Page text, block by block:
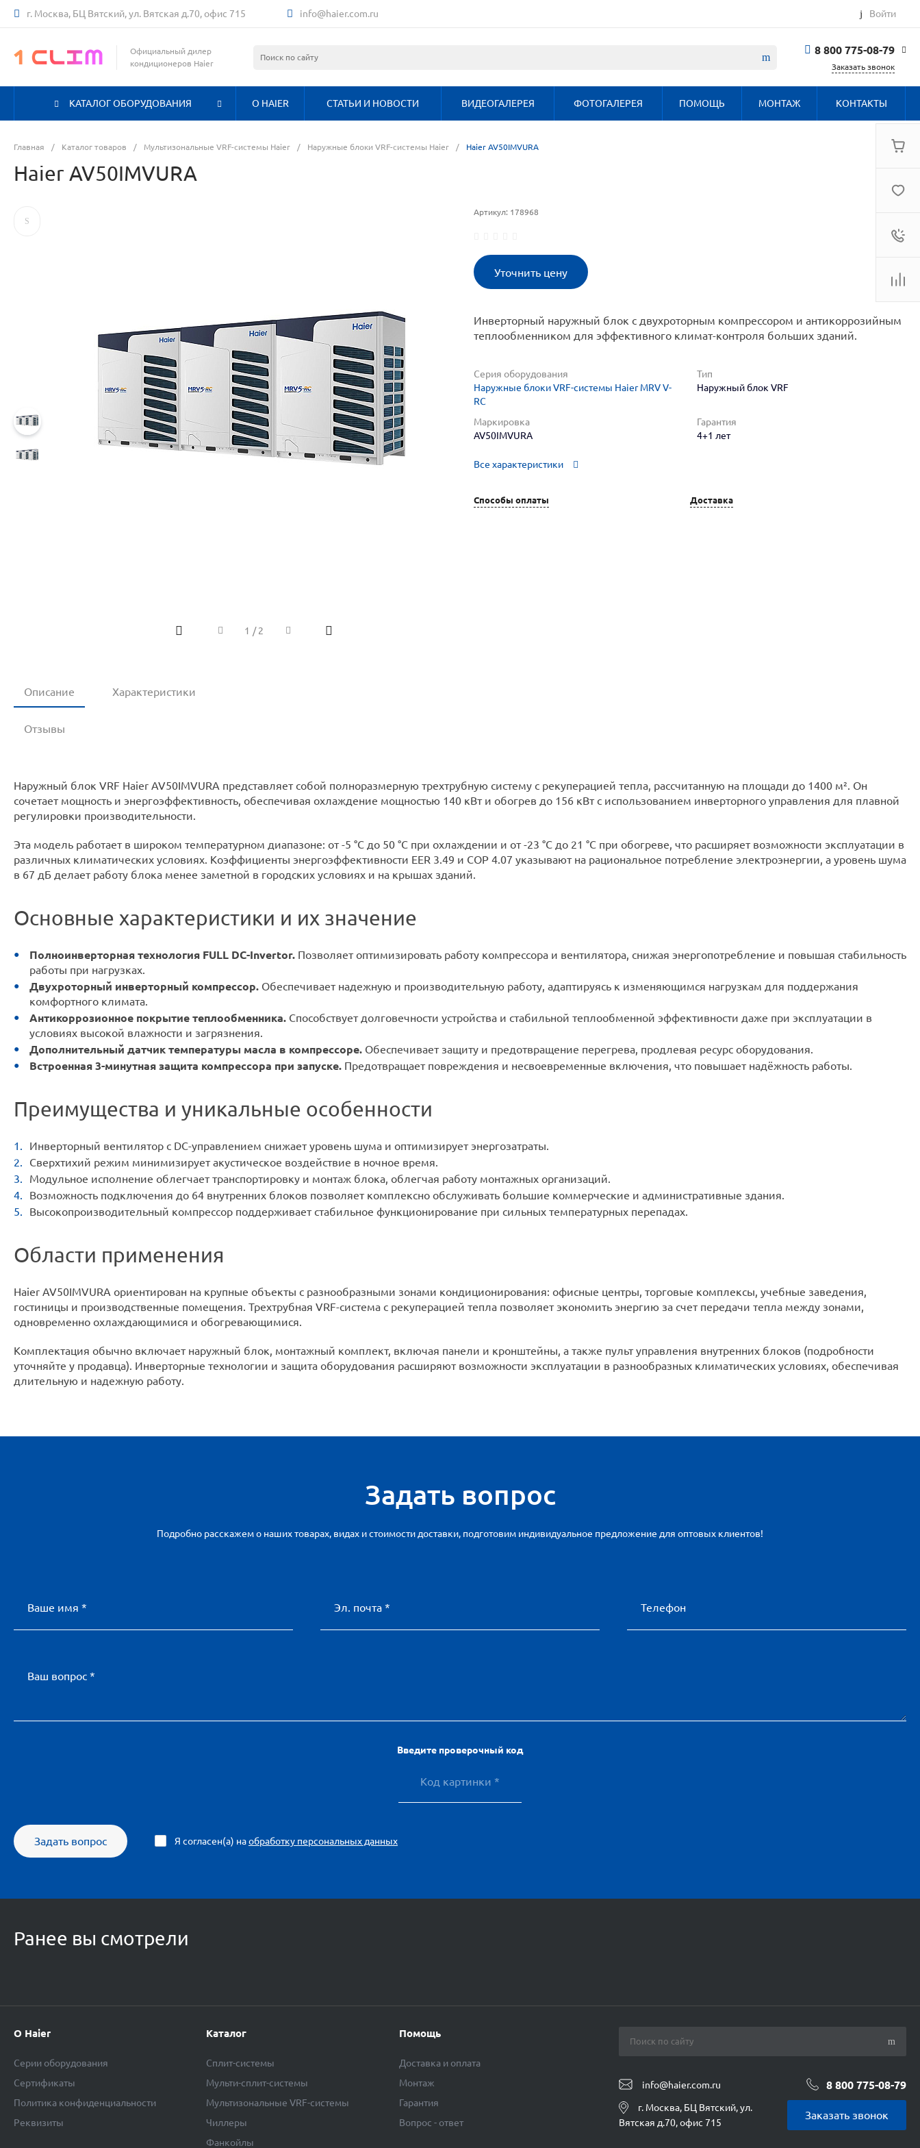
г. Москва, БЦ Вятский, ул. Вятская д.70, офис 715 info@haier.com.ru Войти
Официальный дилер
кондиционеров Haier
8 800 775-08-79
г. Москва, БЦ
Вятская д.70, офис
Заказать звонок
КАТАЛОГ ОБОРУДОВАНИЯ О HAIER СТАТЬИ И НОВОСТИ ВИДЕОГАЛЕРЕЯ ФОТОГАЛЕРЕЯ ПОМОЩЬ МОНТАЖ КОНТАКТЫ
Главная / Каталог товаров / Мультизональные VRF-системы Haier / Наружные блоки VRF-системы Haier / Haier AV50IMVURA
Haier AV50IMVURA
1 / 2
Артикул: 178968
Уточнить цену
Инверторный наружный блок с двухроторным компрессором и антикоррозийным
теплообменником для эффективного климат-контроля больших зданий.
Серия оборудования
Наружные блоки VRF-системы Haier MRV V-
RC
Тип
Наружный блок VRF
Маркировка
AV50IMVURA
Гарантия
4+1 лет
Все характеристики
Способы оплаты Доставка
Описание Характеристики
Отзывы
Наружный блок VRF Haier AV50IMVURA представляет собой полноразмерную трехтрубную систему с рекуперацией тепла, рассчитанную на площади до 1400 м². Он
сочетает мощность и энергоэффективность, обеспечивая охлаждение мощностью 140 кВт и обогрев до 156 кВт с использованием инверторного управления для плавной
регулировки производительности.
Эта модель работает в широком температурном диапазоне: от -5 °C до 50 °C при охлаждении и от -23 °C до 21 °C при обогреве, что расширяет возможности эксплуатации в
различных климатических условиях. Коэффициенты энергоэффективности EER 3.49 и COP 4.07 указывают на рациональное потребление электроэнергии, а уровень шума
в 67 дБ делает работу блока менее заметной в городских условиях и на крышах зданий.
Основные характеристики и их значение
Полноинверторная технология FULL DC-Invertor.Позволяет оптимизировать работу компрессора и вентилятора, снижая энергопотребление и повышая стабильность
работы при нагрузках.
Двухроторный инверторный компрессор.Обеспечивает надежную и производительную работу, адаптируясь к изменяющимся нагрузкам для поддержания
комфортного климата.
Антикоррозионное покрытие теплообменника.Способствует долговечности устройства и стабильной теплообменной эффективности даже при эксплуатации в
условиях высокой влажности и загрязнения.
Дополнительный датчик температуры масла в компрессоре.Обеспечивает защиту и предотвращение перегрева, продлевая ресурс оборудования.
Встроенная 3-минутная защита компрессора при запуске.Предотвращает повреждения и несвоевременные включения, что повышает надёжность работы.
Преимущества и уникальные особенности
Инверторный вентилятор с DC-управлением снижает уровень шума и оптимизирует энергозатраты.
Сверхтихий режим минимизирует акустическое воздействие в ночное время.
Модульное исполнение облегчает транспортировку и монтаж блока, облегчая работу монтажных организаций.
Возможность подключения до 64 внутренних блоков позволяет комплексно обслуживать большие коммерческие и административные здания.
Высокопроизводительный компрессор поддерживает стабильное функционирование при сильных температурных перепадах.
Области применения
Haier AV50IMVURA ориентирован на крупные объекты с разнообразными зонами кондиционирования: офисные центры, торговые комплексы, учебные заведения,
гостиницы и производственные помещения. Трехтрубная VRF-система с рекуперацией тепла позволяет экономить энергию за счет передачи тепла между зонами,
одновременно охлаждающимися и обогревающимися.
Комплектация обычно включает наружный блок, монтажный комплект, включая панели и кронштейны, а также пульт управления внутренних блоков (подробности
уточняйте у продавца). Инверторные технологии и защита оборудования расширяют возможности эксплуатации в разнообразных климатических условиях, обеспечивая
длительную и надежную работу.
Задать вопрос
Подробно расскажем о наших товарах, видах и стоимости доставки, подготовим индивидуальное предложение для оптовых клиентов!
Ваше имя * Эл. почта * Телефон
Ваш вопрос *
Введите проверочный код
Задать вопрос Я согласен(а) наобработку персональных данных
Ранее вы смотрели
О Haier
Серии оборудования
Сертификаты
Политика конфиденциальности
Реквизиты
Каталог
Сплит-системы
Мульти-сплит-системы
Мультизональные VRF-системы
Чиллеры
Фанкойлы
Помощь
Доставка и оплата
Монтаж
Гарантия
Вопрос - ответ
info@haier.com.ru 8 800 775-08-79
г. Москва, БЦ Вятский, ул.
Вятская д.70, офис 715
Заказать звонок